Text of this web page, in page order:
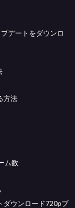
デートをダウンロ
方法
ム数
ダウンロード720pブ